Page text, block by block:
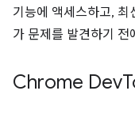
기능에 액세스하고,
가 문제를 발견하기 전
Chrome Dev